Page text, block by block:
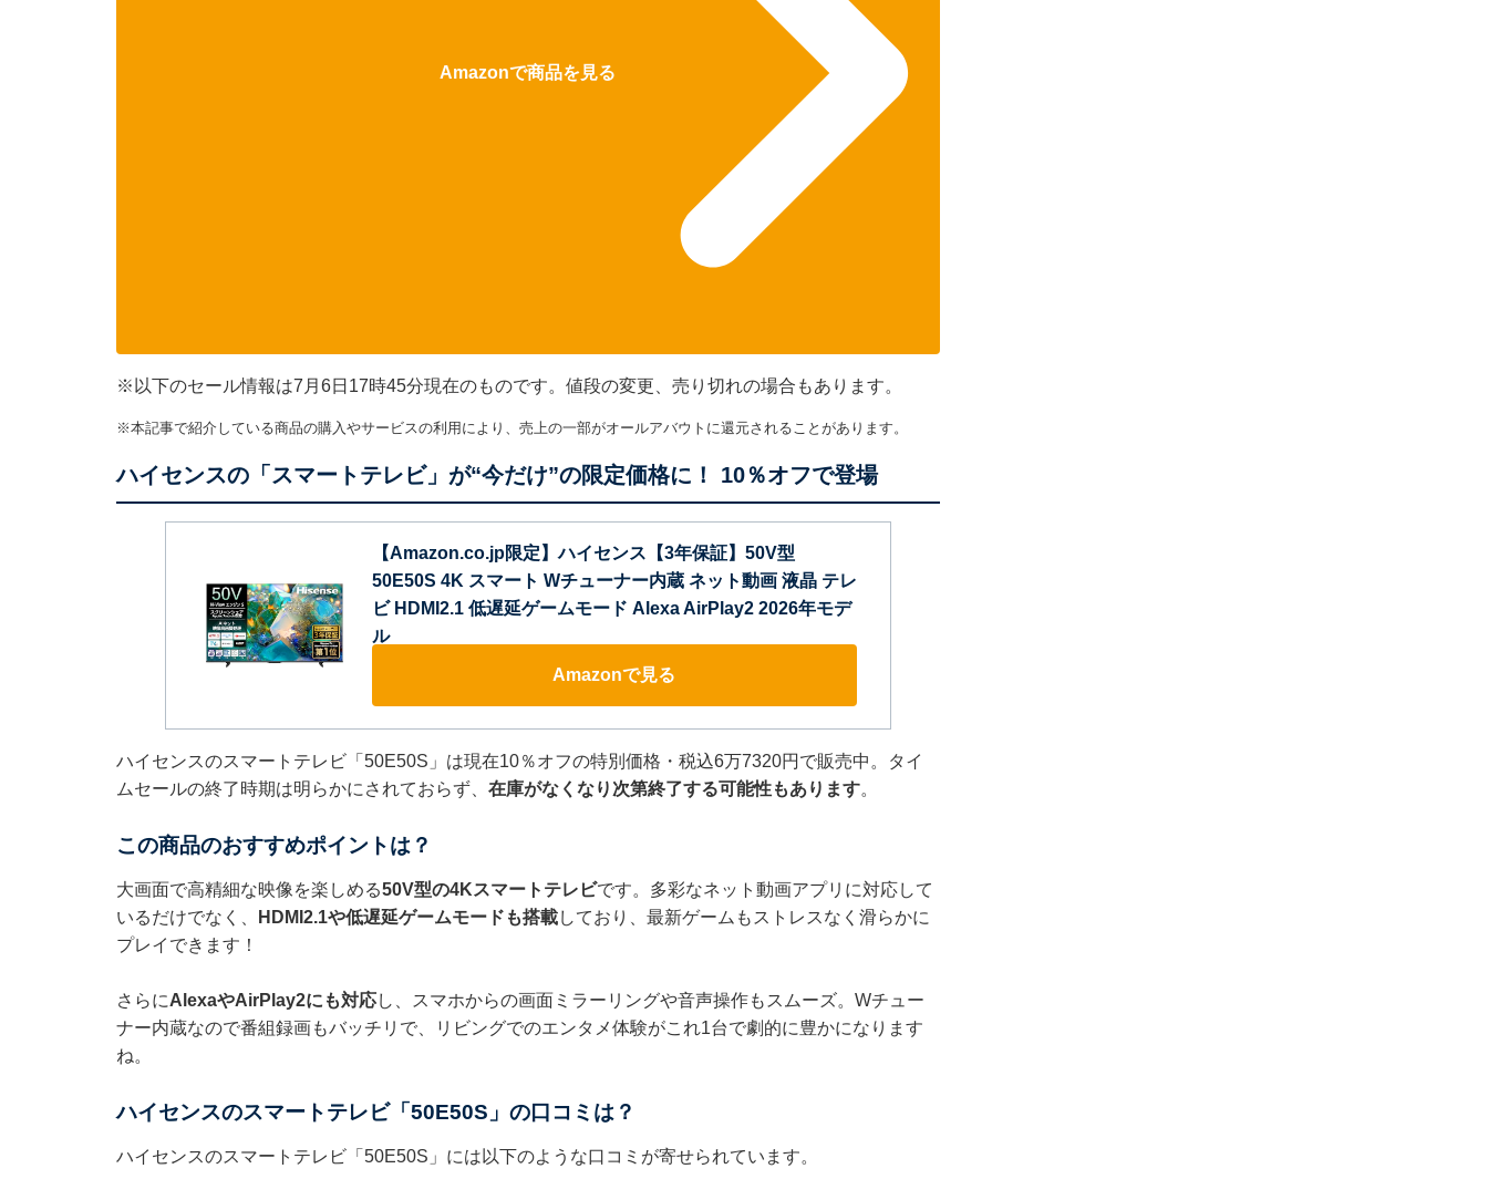
Amazonで商品を見る
※以下のセール情報は7月6日17時45分現在のものです。値段の変更、売り切れの場合もあります。
※本記事で紹介している商品の購入やサービスの利用により、売上の一部がオールアバウトに還元されることがあります。
ハイセンスの「スマートテレビ」が“今だけ”の限定価格に！ 10％オフで登場
【Amazon.co.jp限定】ハイセンス【3年保証】50V型
50E50S 4K スマート Wチューナー内蔵 ネット動画 液晶 テレ
ビ HDMI2.1 低遅延ゲームモード Alexa AirPlay2 2026年モデ
ル
Amazonで見る
ハイセンスのスマートテレビ「50E50S」は現在10％オフの特別価格・税込6万7320円で販売中。タイ
ムセールの終了時期は明らかにされておらず、 在庫がなくなり次第終了する可能性もあります。
この商品のおすすめポイントは？
大画面で高精細な映像を楽しめる50V型の4Kスマートテレビです。多彩なネット動画アプリに対応して
いるだけでなく、
HDMI2.1や低遅延ゲームモードも搭載しており、最新ゲームもストレスなく滑らかに
プレイできます！
さらにAlexaやAirPlay2にも対応し、スマホからの画面ミラーリングや音声操作もスムーズ。Wチュー
ナー内蔵なので番組録画もバッチリで、リビングでのエンタメ体験がこれ1台で劇的に豊かになります
ね。
ハイセンスのスマートテレビ「50E50S」の口コミは？
ハイセンスのスマートテレビ「50E50S」には以下のような口コミが寄せられています。